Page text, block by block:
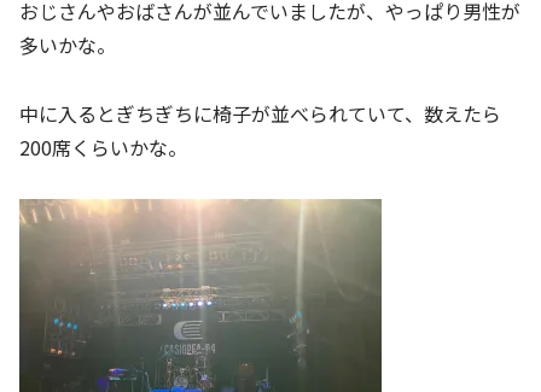
おじさんやおばさんが並んでいましたが、やっぱり男性が
多いかな。
中に入るとぎちぎちに椅子が並べられていて、数えたら
200席くらいかな。